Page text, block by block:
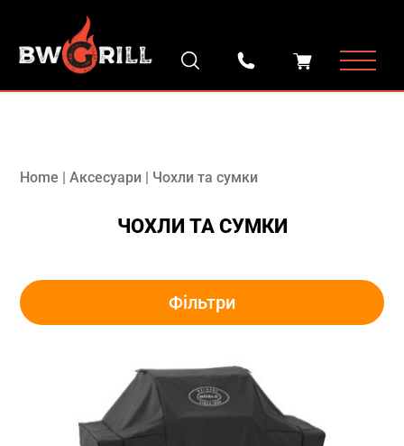
Home |Аксесуари | Чохли та сумки
ЧОХЛИ ТА СУМКИ
Фільтри